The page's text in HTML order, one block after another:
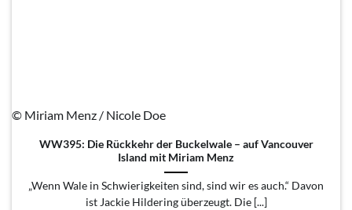
© Miriam Menz / Nicole Doe
WW395: Die Rückkehr der Buckelwale – auf Vancouver
Island mit Miriam Menz
„Wenn Wale in Schwierigkeiten sind, sind wir es auch.“ Davon
ist Jackie Hildering überzeugt. Die [...]